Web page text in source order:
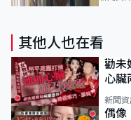
其他人也在看
勸未
心
新聞資
偶像